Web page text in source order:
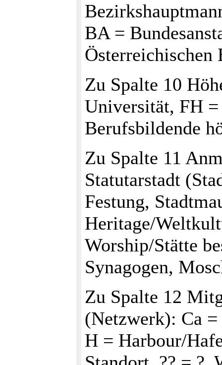
BA =
Österreichischen
Zu Spalte 10
Universität, FH =
Berufsbildende
Zu Spalte 11
Statutarstadt
Festung,
Heritage/
Worship/Stätte
Synagogen,
Zu Spalte 12
(Netzwerk): Ca
H = Harbour/